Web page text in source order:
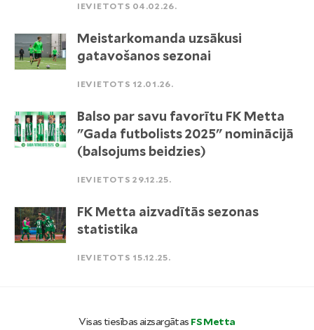
IEVIETOTS 04.02.26.
Meistarkomanda uzsākusi
gatavošanos sezonai
IEVIETOTS 12.01.26.
Balso par savu favorītu FK Metta
"Gada futbolists 2025" nominācijā
(balsojums beidzies)
IEVIETOTS 29.12.25.
FK Metta aizvadītās sezonas
statistika
IEVIETOTS 15.12.25.
Visas tiesības aizsargātas FS Metta